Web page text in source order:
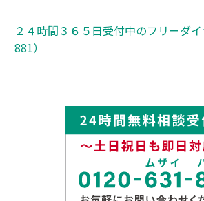
２４時間３６５日受付中のフリーダ
881）